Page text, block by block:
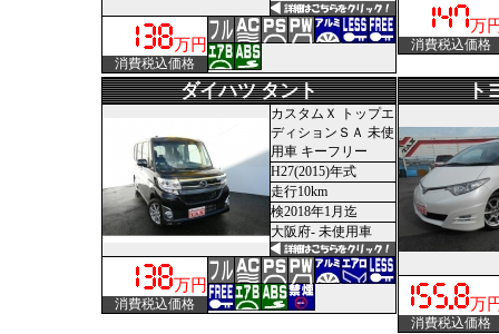
万円
消費税込価格
万
消費税込価格
ダイハツ タント
カスタムＸ トップエ
ディションＳＡ 未使
用車 キーフリー
H27(2015)年式
走行10km
検2018年1月迄
大阪府- 未使用車
万円
消費税込価格
ト
万
消費税込価格